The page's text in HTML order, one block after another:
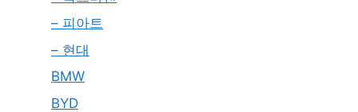
– 피아트
– 현대
BMW
BYD